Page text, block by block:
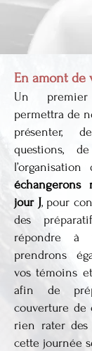
En amont de
Un
permettra de
présenter,
questions,
échangerons
jour J, pour
des
répondre à
prendrons
vos témoins
afin de
couverture
rien rater
cette journée